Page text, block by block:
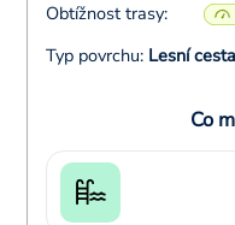
Obtížnost trasy:
Typ povrchu: Lesní
Co